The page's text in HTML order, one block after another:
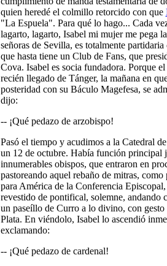
quien heredé el colmillo retorcido con que
"La Espuela". Para qué lo hago... Cada
lagarto, lagarto, Isabel mi mujer me pega
señoras de Sevilla, es totalmente
que hasta tiene un Club de Fans, que
Cova. Isabel es socia fundadora. Porque
recién llegado de Tánger, la mañana en
posteridad con su Báculo Magefesa, se
dijo:
-- ¡Qué pedazo de arzobispo!
Pasó el tiempo y acudimos a la Catedral
un 12 de octubre. Había función principal
innumerables obispos, que entraron en
pastoreando aquel rebaño de mitras,
para América de la Conferencia
revestido de pontifical, solemne, andando
un paseíllo de Curro a lo divino, con gesto
Plata. En viéndolo, Isabel lo ascendió
exclamando:
-- ¡Qué pedazo de cardenal!